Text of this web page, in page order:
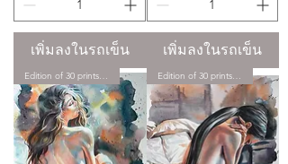
เพิ่มลงในรถเข็น เพิ่มลงในรถเข็น
Edition of 30 prints only. Edition of 30 prints only.